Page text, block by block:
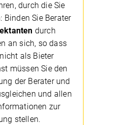
durch die Sie
Binden Sie Berater
durch
an sich, so dass
als Bieter
müssen Sie den
der Berater und
und allen
zur
stellen.